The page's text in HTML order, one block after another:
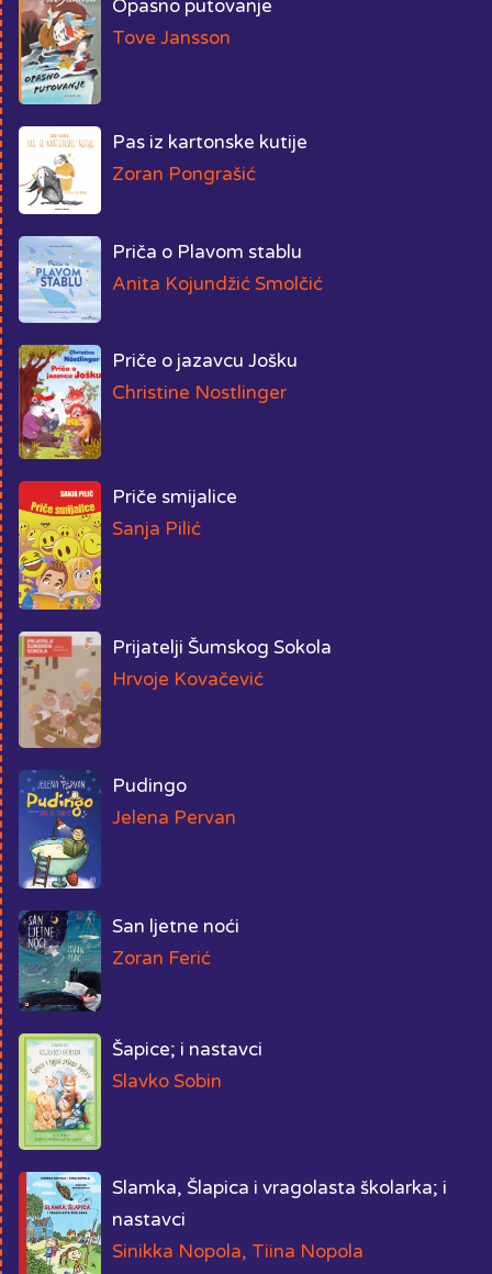
Opasno putovanje
Tove Jansson
Pas iz kartonske kutije
Zoran Pongrašić
Priča o Plavom stablu
Anita Kojundžić Smolčić
Priče o jazavcu Jošku
Christine Nostlinger
Priče smijalice
Sanja Pilić
Prijatelji Šumskog Sokola
Hrvoje Kovačević
Pudingo
Jelena Pervan
San ljetne noći
Zoran Ferić
Šapice; i nastavci
Slavko Sobin
Slamka, Šlapica i vragolasta školarka; i
nastavci
Sinikka Nopola, Tiina Nopola